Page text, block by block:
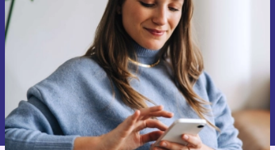
Nie przegap żadnej oferty.
Zarejestruj się
Informacje na temat używania danych osobowych znajdują się w
naszej
Polityce prywatności